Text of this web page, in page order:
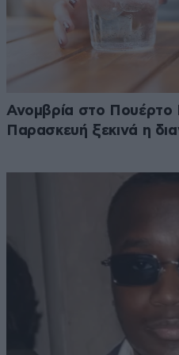
Ανομβρία στο Πουέρτο
Παρασκευή ξεκινά η